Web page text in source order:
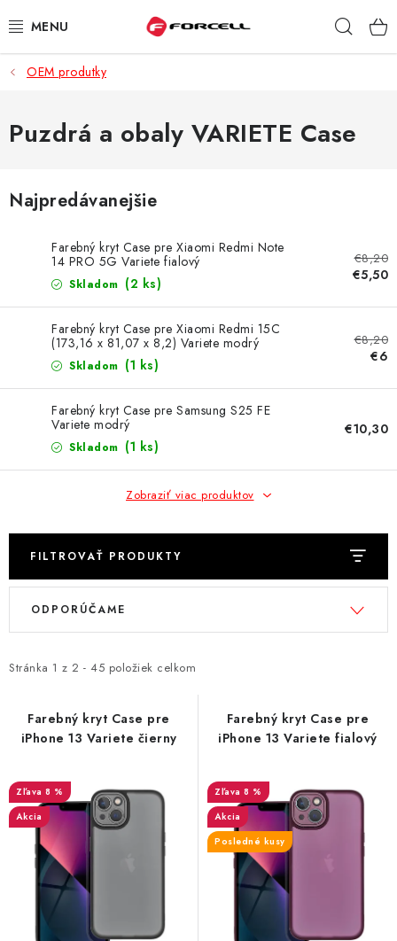
na
PUZDRÁ A OBALY
TVRDENÉ SKLÁ
NABÍJAČKY
DRŽIAKY NA MOBIL
BATÉRIE DO MOBILOV
ŠPORT A HOBBY
SLÚCHADLÁ, REPRODUKTORY A MIKROFÓNY
EXKLUZÍVNE ZNAČKY
TIPY NA DARČEKY
PAMÄŤOVÉ KARTY A DISKY
NÁRADIE A NÁHRADNÉ DIELY
PRÍSLUŠENSTVO K NOTEBOOKOM A PC
MULTIMÉDIÁ
KAMERY
OSTATNÉ PRÍSLUŠENSTVO
OEM produtky
Puzdrá a obaly VARIETE Case
Najpredávanejšie
Farebný kryt Case pre Xiaomi Redmi Note
14 PRO 5G Variete fialový
Skladom (2 ks)
€8,20
€5,50
Farebný kryt Case pre Xiaomi Redmi 15C
(173,16 x 81,07 x 8,2) Variete modrý
Skladom (1 ks)
€8,20
€6
Farebný kryt Case pre Samsung S25 FE
Variete modrý
Skladom (1 ks)
€10,30
Zobraziť viac produktov
FILTROVAŤ PRODUKTY
V
i
d
u
Stránka 1 z 2 - 45 položiek celkom
R
e
r
o
ODPORÚČAME
Farebný kryt Case pre
iPhone 13 Variete čierny
8 %
Akcia
Farebný kryt Case pre
iPhone 13 Variete fialový
8 %
Akcia
Posledné kusy